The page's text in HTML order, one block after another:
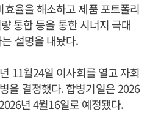
율을 해소하고 제품 포트폴리
통합 등을 통한 시너지 극대
설명을 내놨다.
11월24일 이사회를 열고 자회
을 결정했다. 합병기일은 2026
년 4월16일로 예정됐다.